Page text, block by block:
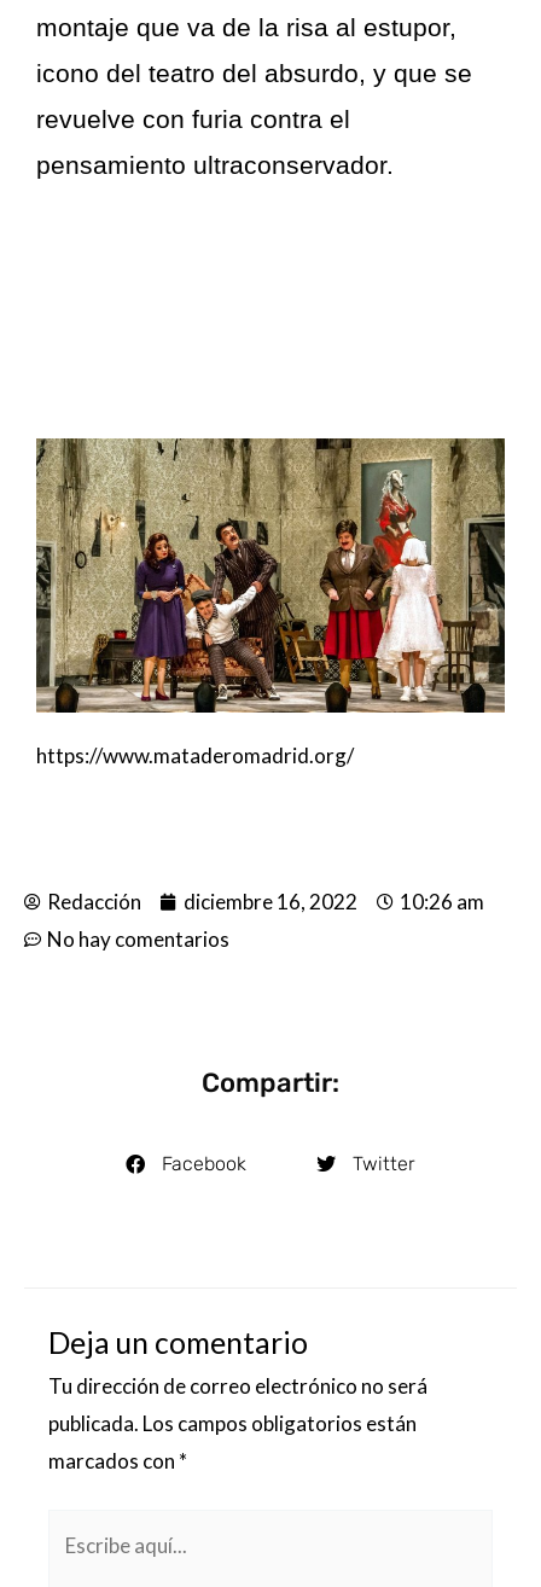
montaje que va de la risa al estupor,
icono del teatro del absurdo, y que se
revuelve con furia contra el
pensamiento ultraconservador.
https://www.mataderomadrid.org/
Redacción diciembre 16, 2022
10:26 am
No hay comentarios
Compartir:
Facebook Twitter
Deja un comentario
Tu dirección de correo electrónico no será
publicada. Los campos obligatorios están
marcados con *